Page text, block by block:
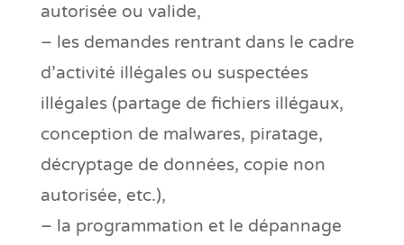
autorisée ou valide,
– les demandes rentrant dans le cadre
d’activité illégales ou suspectées
illégales (partage de fichiers illégaux,
conception de malwares, piratage,
décryptage de données, copie non
autorisée, etc.),
– la programmation et le dépannage